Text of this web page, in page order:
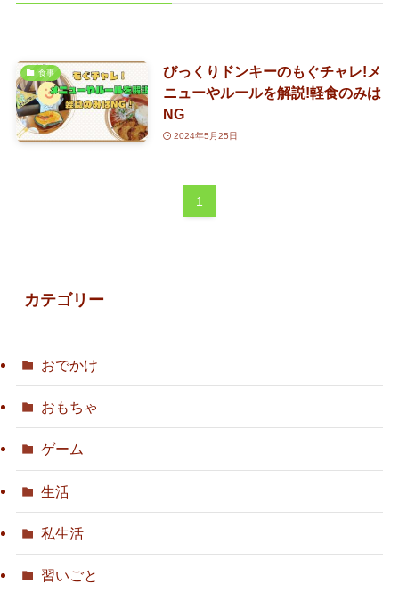
食事
びっくりドンキーのもぐチャレ!メ
ニューやルールを解説!軽食のみは
NG
2024年5月25日
1
カテゴリー
おでかけ
おもちゃ
ゲーム
生活
私生活
習いごと